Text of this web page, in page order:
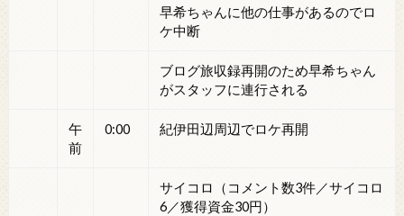
早希ちゃんに他の仕事があるのでロ
ケ中断
ブログ旅収録再開のため早希ちゃん
がスタッフに連行される
午
前
0:00 紀伊田辺周辺でロケ再開
サイコロ（コメント数3件／サイコロ
6／獲得資金30円）